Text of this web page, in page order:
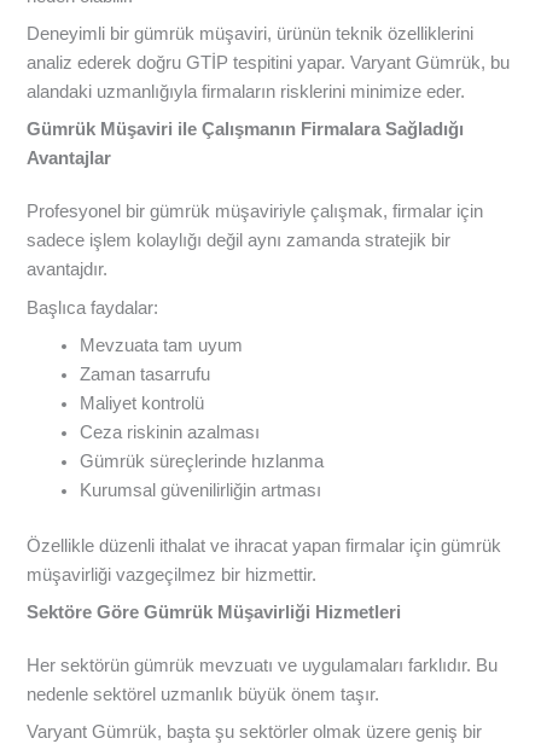
Deneyimli bir gümrük müşaviri, ürünün teknik özelliklerini
analiz ederek doğru GTİP tespitini yapar. Varyant Gümrük, bu
alandaki uzmanlığıyla firmaların risklerini minimize eder.
Gümrük Müşaviri ile Çalışmanın Firmalara Sağladığı
Avantajlar
Profesyonel bir gümrük müşaviriyle çalışmak, firmalar için
sadece işlem kolaylığı değil aynı zamanda stratejik bir
avantajdır.
Başlıca faydalar:
Mevzuata tam uyum
Zaman tasarrufu
Maliyet kontrolü
Ceza riskinin azalması
Gümrük süreçlerinde hızlanma
Kurumsal güvenilirliğin artması
Özellikle düzenli ithalat ve ihracat yapan firmalar için gümrük
müşavirliği vazgeçilmez bir hizmettir.
Sektöre Göre Gümrük Müşavirliği Hizmetleri
Her sektörün gümrük mevzuatı ve uygulamaları farklıdır. Bu
nedenle sektörel uzmanlık büyük önem taşır.
Varyant Gümrük, başta şu sektörler olmak üzere geniş bir